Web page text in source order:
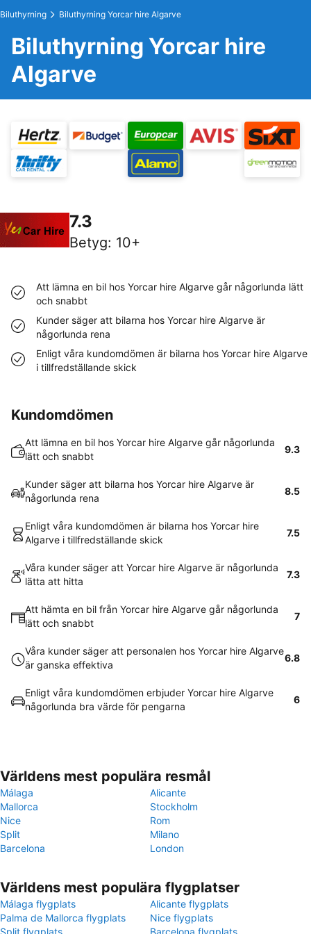
Biluthyrning Biluthyrning Yorcar hire Algarve
Biluthyrning Yorcar hire
Algarve
7.3
Betyg: 10+
Att lämna en bil hos Yorcar hire Algarve går någorlunda lätt
och snabbt
Kunder säger att bilarna hos Yorcar hire Algarve är
någorlunda rena
Enligt våra kundomdömen är bilarna hos Yorcar hire Algarve
i tillfredställande skick
Kundomdömen
Att lämna en bil hos Yorcar hire Algarve går någorlunda
lätt och snabbt
9.3
Kunder säger att bilarna hos Yorcar hire Algarve är
någorlunda rena
8.5
Enligt våra kundomdömen är bilarna hos Yorcar hire
Algarve i tillfredställande skick
7.5
Våra kunder säger att Yorcar hire Algarve är någorlunda
lätta att hitta
7.3
Att hämta en bil från Yorcar hire Algarve går någorlunda
lätt och snabbt
7
Våra kunder säger att personalen hos Yorcar hire Algarve
är ganska effektiva
6.8
Enligt våra kundomdömen erbjuder Yorcar hire Algarve
någorlunda bra värde för pengarna
6
Världens mest populära resmål
Málaga
Alicante
Mallorca
Stockholm
Nice
Rom
Split
Milano
Barcelona
London
Världens mest populära flygplatser
Málaga flygplats
Alicante flygplats
Palma de Mallorca flygplats
Nice flygplats
Split flygplats
Barcelona flygplats